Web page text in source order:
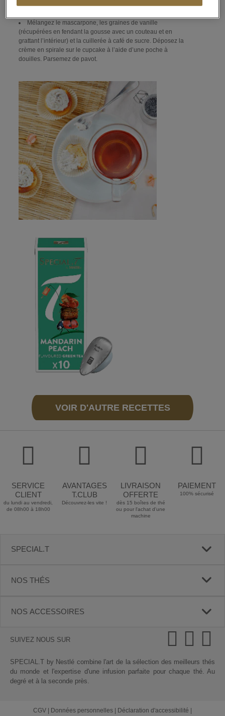
dans 12 petits moules à muffins ou caissettes en papier.
Mélangez le mascarpone, les graines de vanille
(récupérées en fendant la gousse avec un couteau et en
grattant l’intérieur) et la cuillerée à café de sucre. Déposez la
crème en spirale sur le cupcake à l’aide d’une poche à
douilles. Parsemez de pavot.
VOIR D'AUTRE RECETTES
SERVICE
CLIENT
du lundi au vendredi,
de 08h00 à 18h00
AVANTAGES
T.CLUB
Découvrez-les vite !
LIVRAISON
OFFERTE
dès 15 boîtes de thé
ou pour l'achat d'une
machine
PAIEMENT
100% sécurisé
SPECIAL.T
NOS THÉS
NOS ACCESSOIRES
SUIVEZ NOUS SUR
SPECIAL.T by Nestlé combine l'art de la sélection des meilleurs thés
du monde et l'expertise d'une infusion parfaite pour chaque thé. Au
degré et à la seconde près.
CGV Données personnelles Déclaration d'accessibilité